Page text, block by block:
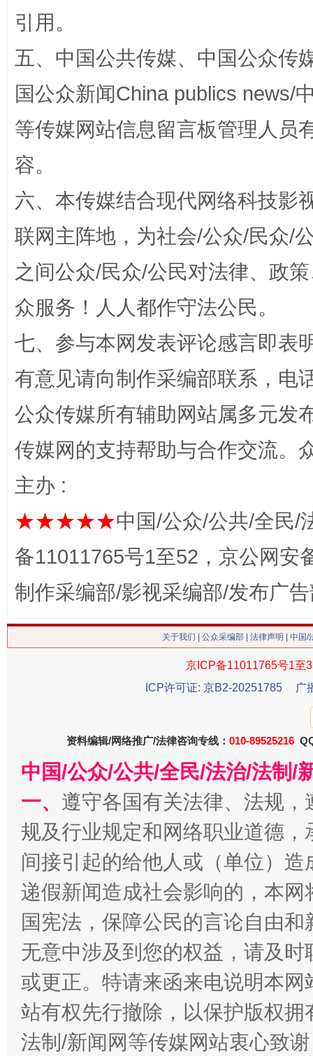
招工难、用工荒背后
网上购药对药下症？
这是一记警钟！ 谢
在谋一域中谋全局
今
习近平的博鳌关键词
魏明亮
“刷贴”乱象丛生
生
引用。
五、中国公共传媒、中国公众传
国公众新闻China publics news/
等传媒网站信息留言板管理人员
容。
六、本传媒结合现代网络科技影
联网主阵地，为社会/公众/民众/
之间公众/民众/公民对法律、政
众服务！人人都作守法公民。
七、参与本网发表评论感言即表
有意见请向制作采编部联系，电
公众传媒所有辅助网站属多元发
传媒网的支持帮助与合作交流。
主办 :
★★★★★中国/公众/公共/全民/
备11011765号1至52，京公网安
制作采编部/影视采编部/发布广
关于我们 公众采编部 法律声明 | 中国
京ICP备11011765号1至
ICP许可证: 京B2-20251785
广
资料编辑/网络推广/法律咨询专线： 010-89525216
中国/公众/公共/全民/法治/法制/
一、 遵守各国有关法律、法规
规及行业规定和网络职业道德
间接引起的给他人或（单位）
递假新闻造成社会影响的，本
国宪法，保障公民的言论自由
无意中涉及到您的权益，请及
或更正。特请来函来电说明本
站有权先行撤除，以保护版权
法制/新闻网等传媒网站衷心致